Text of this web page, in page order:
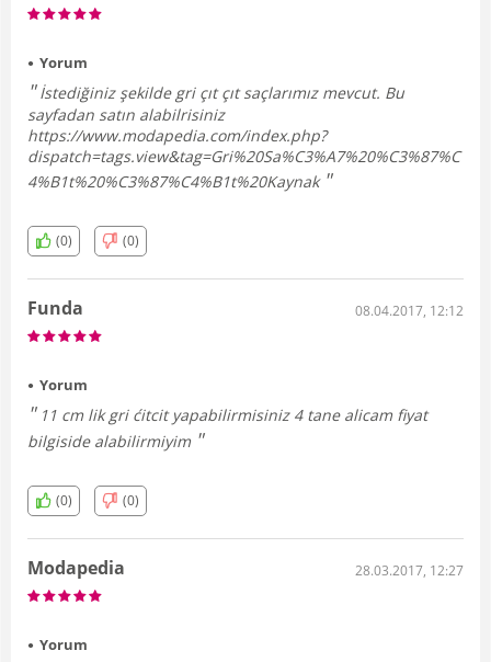
Yorum
İstediğiniz şekilde gri çıt çıt saçlarımız mevcut. Bu
sayfadan satın alabilrisiniz
https://www.modapedia.com/index.php?
dispatch=tags.view&tag=Gri%20Sa%C3%A7%20%C3%87%C
4%B1t%20%C3%87%C4%B1t%20Kaynak
(0) (0)
Funda 08.04.2017, 12:12
Yorum
11 cm lik gri ćitcit yapabilirmisiniz 4 tane alicam fiyat
bilgiside alabilirmiyim
(0) (0)
Modapedia 28.03.2017, 12:27
Yorum